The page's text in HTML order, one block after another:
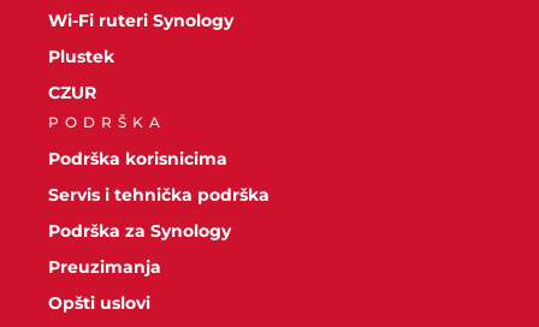
Wi-Fi ruteri Synology
Plustek
CZUR
PODRŠKA
Podrška korisnicima
Servis i tehnička podrška
Podrška za Synology
Preuzimanja
Opšti uslovi